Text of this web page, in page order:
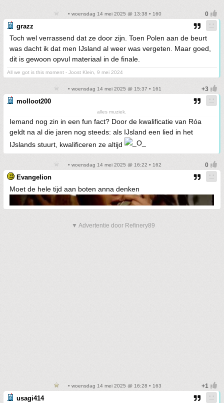
• woensdag 14 mei 2025 @ 13:38 • 160
grazz
Toch wel verrassend dat ze door zijn. Toen Polen aan de beurt
was dacht ik dat men IJsland al weer was vergeten. Maar goed,
dit is gewoon opvul materiaal in de finale.
All we got is this moment - Joost Klein, 9 mei 2024
• woensdag 14 mei 2025 @ 15:37 • 161
molloot200
alles muziek.
Iemand nog zin in een fun fact? Door de kwalificatie van Róa
geldt na al die jaren nog steeds: als IJsland een lied in het
IJslands stuurt, kwalificeren ze altijd
• woensdag 14 mei 2025 @ 16:22 • 162
Evangelion
Moet de hele tijd aan boten anna denken
▼ Advertentie door Refinery89
• woensdag 14 mei 2025 @ 16:28 • 163
usagi414